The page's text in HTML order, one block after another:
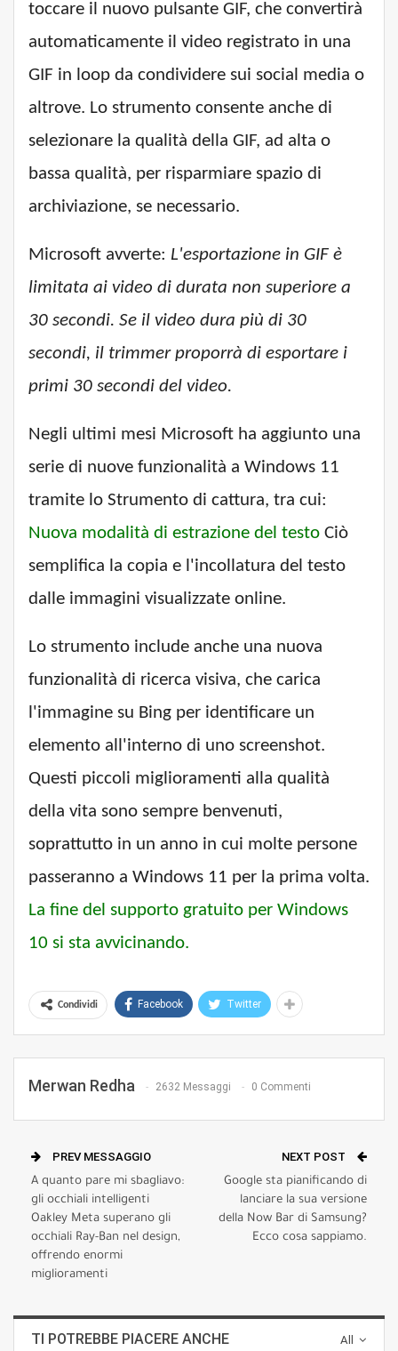
toccare il nuovo pulsante GIF, che convertirà
automaticamente il video registrato in una
GIF in loop da condividere sui social media o
altrove. Lo strumento consente anche di
selezionare la qualità della GIF, ad alta o
bassa qualità, per risparmiare spazio di
archiviazione, se necessario.
Microsoft avverte: L'esportazione in GIF è
limitata ai video di durata non superiore a
30 secondi. Se il video dura più di 30
secondi, il trimmer proporrà di esportare i
primi 30 secondi del video.
Negli ultimi mesi Microsoft ha aggiunto una
serie di nuove funzionalità a Windows 11
tramite lo Strumento di cattura, tra cui:
Nuova modalità di estrazione del testo Ciò
semplifica la copia e l'incollatura del testo
dalle immagini visualizzate online.
Lo strumento include anche una nuova
funzionalità di ricerca visiva, che carica
l'immagine su Bing per identificare un
elemento all'interno di uno screenshot.
Questi piccoli miglioramenti alla qualità
della vita sono sempre benvenuti,
soprattutto in un anno in cui molte persone
passeranno a Windows 11 per la prima volta.
La fine del supporto gratuito per Windows
10 si sta avvicinando.
Condividi Facebook Twitter
Merwan Redha 2632 Messaggi 0 Commenti
PREV MESSAGGIO
A quanto pare mi sbagliavo:
gli occhiali intelligenti
Oakley Meta superano gli
occhiali Ray-Ban nel design,
offrendo enormi
miglioramenti
NEXT POST
Google sta pianificando di
lanciare la sua versione
della Now Bar di Samsung?
Ecco cosa sappiamo.
All
TI POTREBBE PIACERE ANCHE